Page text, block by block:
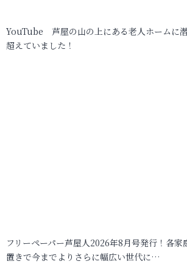
YouTube 芦屋の山の上にある老人ホームに
超えていました！
フリーペーパー芦屋人2026年8月号発行！各
置きで今までよりさらに幅広い世代に…